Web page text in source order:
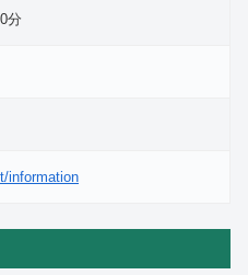
分
information